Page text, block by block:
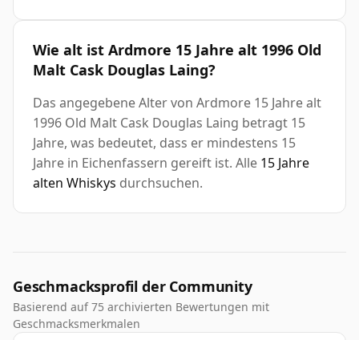
Wie alt ist Ardmore 15 Jahre alt 1996 Old
Malt Cask Douglas Laing?
Das angegebene Alter von Ardmore 15 Jahre alt
1996 Old Malt Cask Douglas Laing betragt 15
Jahre, was bedeutet, dass er mindestens 15
Jahre in Eichenfassern gereift ist. Alle 15 Jahre
alten Whiskys durchsuchen.
Geschmacksprofil der Community
Basierend auf 75 archivierten Bewertungen mit
Geschmacksmerkmalen